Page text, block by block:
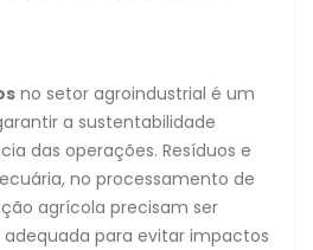
no setor agroindustrial é um
a sustentabilidade
das operações. Resíduos e
no processamento de
agrícola precisam ser
para evitar impactos